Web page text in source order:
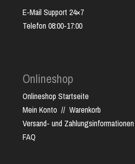
E-Mail Support 24×7
Telefon 08:00-17:00
Onlineshop
Onlineshop Startseite
Mein Konto // Warenkorb
Versand- und Zahlungsinformationen
FAQ